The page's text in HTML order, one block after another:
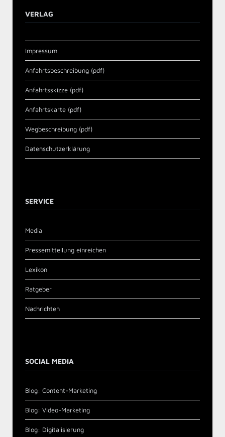
VERLAG
Impressum
Anfahrtsbeschreibung (pdf)
Anfahrtsskizze (pdf)
Anfahrtskarte (pdf)
Wegbeschreibung (pdf)
Datenschutzerklärung
SERVICE
Media
Pressemitteilung einreichen
Lexikon
Ratgeber
Nachrichten
SOCIAL MEDIA
Blog: Content-Marketing
Blog: Video-Marketing
Blog: Digitalisierung